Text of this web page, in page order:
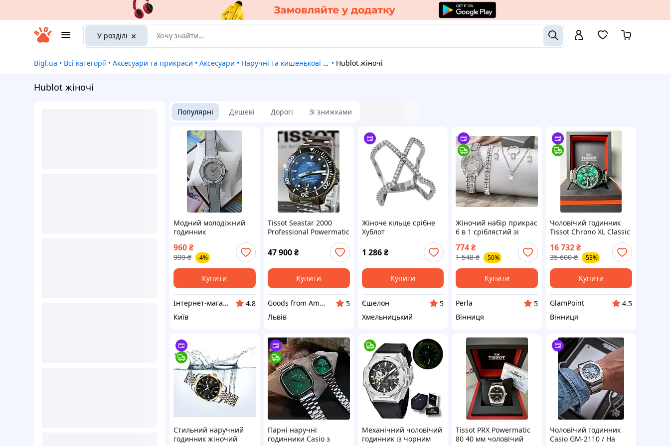
У розділі
Bigl.ua • Всі категорії • Аксесуари та прикраси • Аксесуари • Наручні та кишенькові годинники • Hublot жіночі
Hublot жіночі
Популярні Дешеві Дорогі Зі знижками
Модний молодіжний
годинник
960₴
999 ₴ -4%
Купити
Інтернет-магазин "Clock - 5"
4.8
Київ
Tissot Seastar 2000
Professional Powermatic
80 T120.607.11.041.01
47 900₴
Купити
Goods from America
5
Львів
Жіноче кільце срібне
Хублот
1 286 ₴
Купити
Єшелон
5
Хмельницький
Жіночий набір прикрас
6 в 1 сріблястий зі
стразами, годинник,
браслет, кольє, кільце
та сережки
774₴
1 548 ₴ -50%
Купити
Perla
5
Вінниця
Чоловічий годинник
Tissot Chrono XL Classic
16 732₴
35 600 ₴ -53%
Купити
GlamPoint
4.5
Вінниця
Стильний наручний
годинник жіночий
Парні наручні
годинники Casio з
Механічний чоловічий
годинник із чорним
Tissot PRX Powermatic
80 40 мм чоловічий
Чоловічий годинник
Casio GM-2110 / На